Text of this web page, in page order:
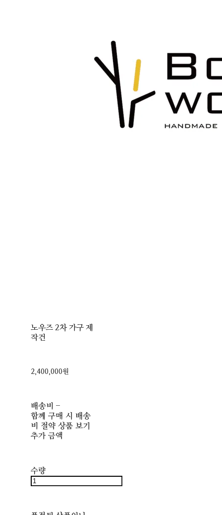
노우즈 2차 가구 제
작건
2,400,000원
배송비 -
함께 구매 시 배송
비 절약 상품 보기
추가 금액
수량